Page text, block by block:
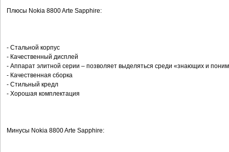
Плюсы Nokia 8800 Arte Sapphire:
- Стальной корпус
- Качественный дисплей
- Аппарат элитной серии – позволяет выделяться среди «знающих и
- Качественная сборка
- Стильный кредл
- Хорошая комплектация
Минусы Nokia 8800 Arte Sapphire: